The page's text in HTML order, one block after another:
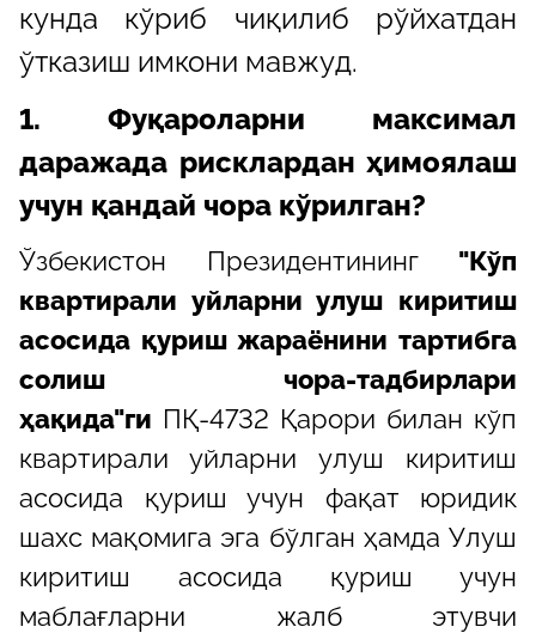
кунда кўриб чиқилиб рўйхатдан
ўтказиш имкони мавжуд.
1. Фуқароларни максимал
даражада рисклардан ҳимоялаш
учун қандай чора кўрилган?
Ўзбекистон Президентининг "Кўп
квартирали уйларни улуш киритиш
асосида қуриш жараёнини тартибга
солиш чора-тадбирлари
ҳақида"ги ПҚ-4732 Қарори билан кўп
квартирали уйларни улуш киритиш
асосида қуриш учун фақат юридик
шахс мақомига эга бўлган ҳамда Улуш
киритиш асосида қуриш учун
маблағларни жалб этувчи